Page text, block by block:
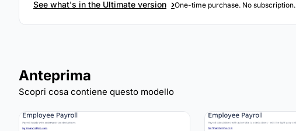
See what's in the Ultimate version ›One-time purchase. No subscription.
Anteprima
Scopri cosa contiene questo modello